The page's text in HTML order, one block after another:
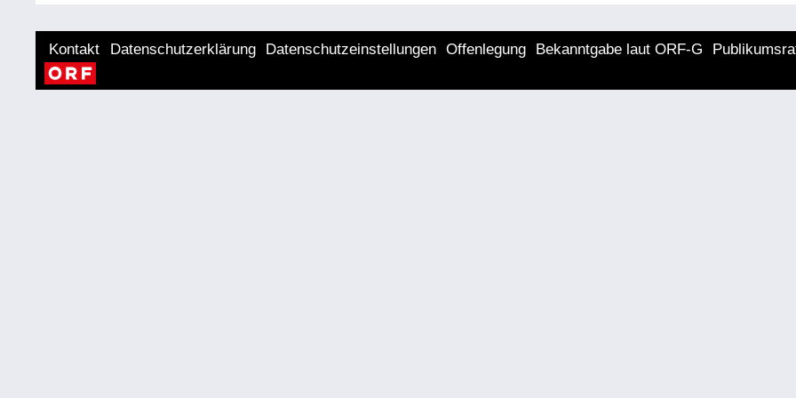
Kontakt Datenschutzerklärung Datenschutzeinstellungen Offenlegung Bekanntgabe laut ORF-G